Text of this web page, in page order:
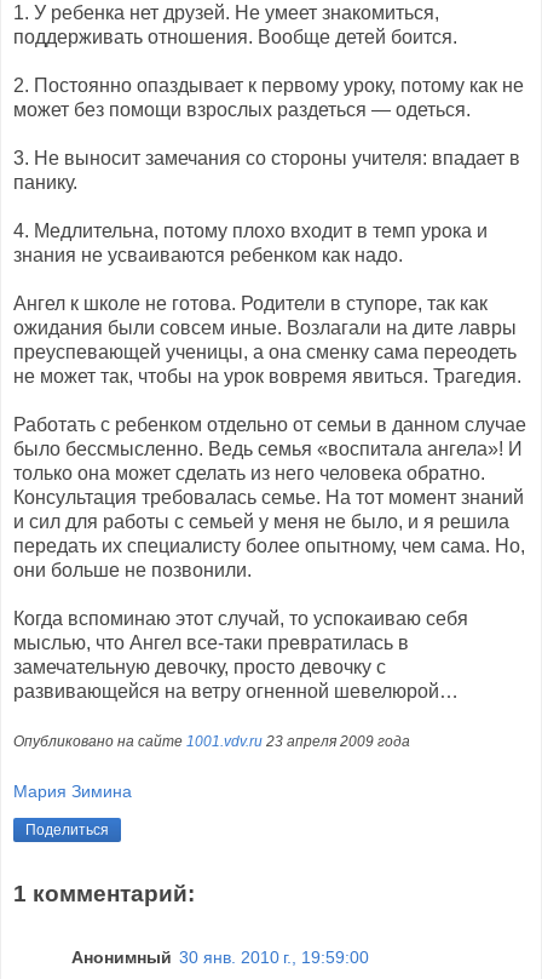
1. У ребенка нет друзей. Не умеет знакомиться,
поддерживать отношения. Вообще детей боится.
2. Постоянно опаздывает к первому уроку, потому как не
может без помощи взрослых раздеться — одеться.
3. Не выносит замечания со стороны учителя: впадает в
панику.
4. Медлительна, потому плохо входит в темп урока и
знания не усваиваются ребенком как надо.
Ангел к школе не готова. Родители в ступоре, так как
ожидания были совсем иные. Возлагали на дите лавры
преуспевающей ученицы, а она сменку сама переодеть
не может так, чтобы на урок вовремя явиться. Трагедия.
Работать с ребенком отдельно от семьи в данном случае
было бессмысленно. Ведь семья «воспитала ангела»! И
только она может сделать из него человека обратно.
Консультация требовалась семье. На тот момент знаний
и сил для работы с семьей у меня не было, и я решила
передать их специалисту более опытному, чем сама. Но,
они больше не позвонили.
Когда вспоминаю этот случай, то успокаиваю себя
мыслью, что Ангел все-таки превратилась в
замечательную девочку, просто девочку с
развивающейся на ветру огненной шевелюрой…
Опубликовано на сайте 1001.vdv.ru 23 апреля 2009 года
Мария Зимина
Поделиться
1 комментарий:
Анонимный 30 янв. 2010 г., 19:59:00